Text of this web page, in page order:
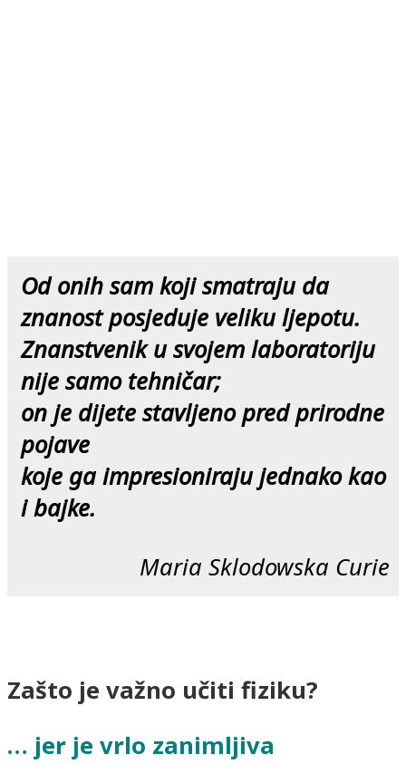
Od onih sam koji smatraju da
znanost posjeduje veliku ljepotu.
Znanstvenik u svojem laboratoriju
nije samo tehničar;
on je dijete stavljeno pred prirodne
pojave
koje ga impresioniraju jednako kao
i bajke.
Maria Sklodowska Curie
Zašto je važno učiti fiziku?
… jer je vrlo zanimljiva